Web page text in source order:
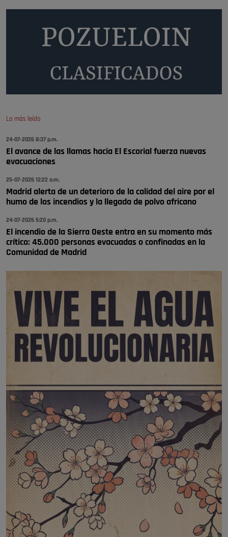
todos, no vamos a notar …
Pozuelo de Alarcón
A ver si llega alguno que de verdad le importe la seguridad de Pozuelo
Pozuelo de Alarcón
Pozuelo de Alarcón
🔴 EXCLUSIVA | El comisario de la …
Lo más leído
24-07-2026 8:37 p.m.
El avance de las llamas hacia El Escorial fuerza nuevas
evacuaciones
25-07-2026 12:22 a.m.
Madrid alerta de un deterioro de la calidad del aire por el
humo de los incendios y la llegada de polvo africano
24-07-2026 5:20 p.m.
El incendio de la Sierra Oeste entra en su momento más
crítico: 45.000 personas evacuadas o confinadas en la
Comunidad de Madrid